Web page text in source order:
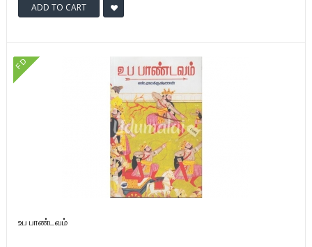
ADD TO CART
FD
உப பாண்டவம்